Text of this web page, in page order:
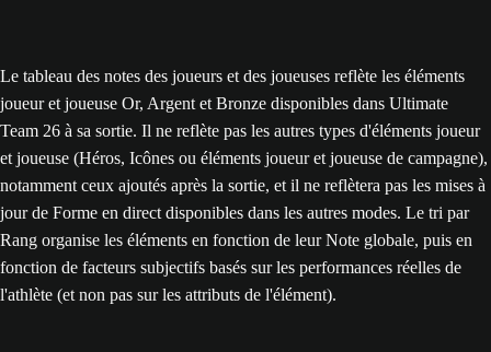
Le tableau des notes des joueurs et des joueuses reflète les éléments
joueur et joueuse Or, Argent et Bronze disponibles dans Ultimate
Team 26 à sa sortie. Il ne reflète pas les autres types d'éléments joueur
et joueuse (Héros, Icônes ou éléments joueur et joueuse de campagne),
notamment ceux ajoutés après la sortie, et il ne reflètera pas les mises à
jour de Forme en direct disponibles dans les autres modes. Le tri par
Rang organise les éléments en fonction de leur Note globale, puis en
fonction de facteurs subjectifs basés sur les performances réelles de
l'athlète (et non pas sur les attributs de l'élément).